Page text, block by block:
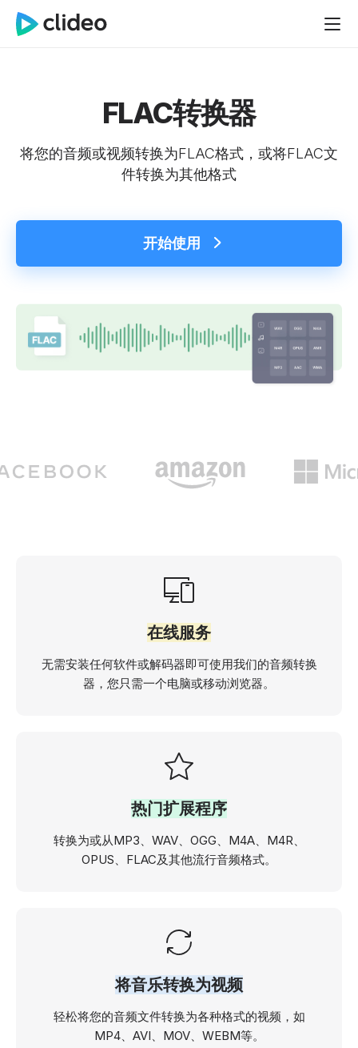
FLAC转换器
将您的音频或视频转换为FLAC格式，或将FLAC文
件转换为其他格式
开始使用
在线服务
无需安装任何软件或解码器即可使用我们的音频转换
器，您只需一个电脑或移动浏览器。
热门扩展程序
转换为或从MP3、WAV、OGG、M4A、M4R、
OPUS、FLAC及其他流行音频格式。
将音乐转换为视频
轻松将您的音频文件转换为各种格式的视频，如
MP4、AVI、MOV、WEBM等。